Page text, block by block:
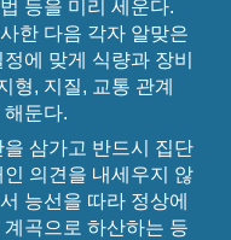
등을 미리 세운다.
한 다음 각자 알맞은
에 맞게 식량과 장비
형, 지질, 교통 관계
둔다.
삼가고 반드시 집단
의견을 내세우지 않
능선을 따라 정상에
곡으로 하산하는 등